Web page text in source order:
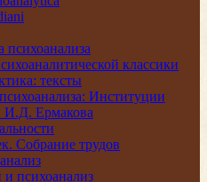
психоанализа
классики
тексты
Институции
И.Д. Ермакова
Собрание трудов
и психоанализ